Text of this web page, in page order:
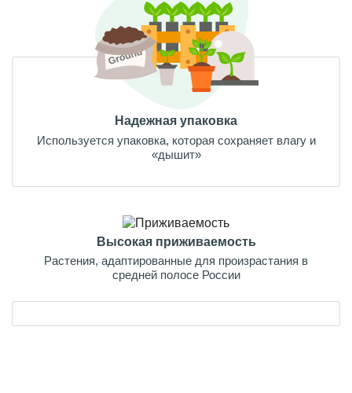
Надежная упаковка
Используется упаковка, которая сохраняет влагу и
«дышит»
Высокая приживаемость
Растения, адаптированные для произрастания в
средней полосе России